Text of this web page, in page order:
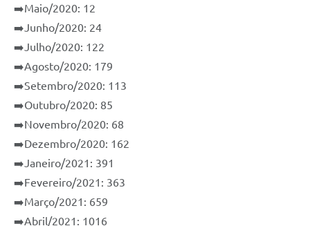
➡️Maio/2020: 12
➡️Junho/2020: 24
➡️Julho/2020: 122
➡️Agosto/2020: 179
➡️Setembro/2020: 113
➡️Outubro/2020: 85
➡️Novembro/2020: 68
➡️Dezembro/2020: 162
➡️Janeiro/2021: 391
➡️Fevereiro/2021: 363
➡️Março/2021: 659
➡️Abril/2021: 1016